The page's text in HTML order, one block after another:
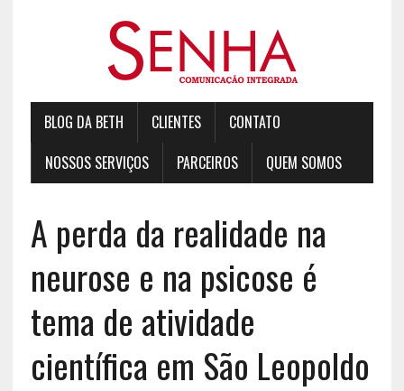
BLOG DA BETH CLIENTES
CONTATO
NOSSOS SERVIÇOS
PARCEIROS QUEM SOMOS
A perda da realidade na
neurose e na psicose é
tema de atividade
científica em São Leopoldo